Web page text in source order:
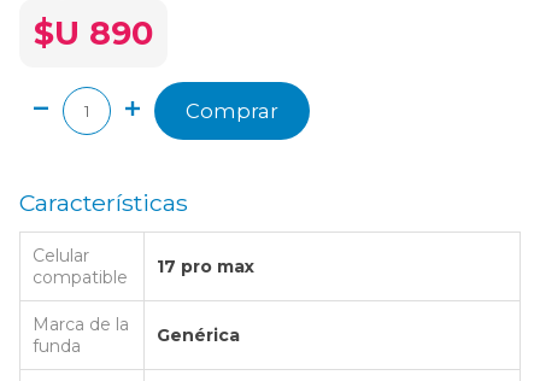
$U 890
Comprar
Características
Celular
compatible
17 pro max
Marca de la
funda
Genérica